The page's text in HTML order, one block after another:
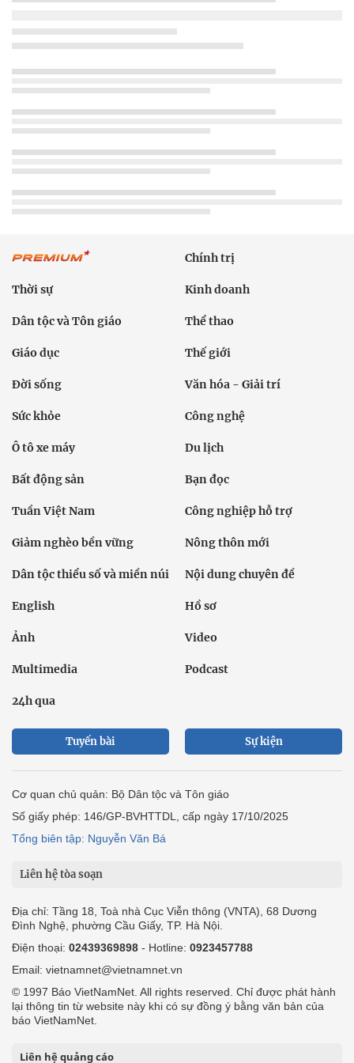
Chính trị
Thời sự Kinh doanh
Dân tộc và Tôn giáo Thể thao
Giáo dục Thế giới
Đời sống Văn hóa - Giải trí
Sức khỏe Công nghệ
Ô tô xe máy Du lịch
Bất động sản Bạn đọc
Tuần Việt Nam Công nghiệp hỗ trợ
Giảm nghèo bền vững Nông thôn mới
Dân tộc thiểu số và miền núi Nội dung chuyên đề
English Hồ sơ
Ảnh Video
Multimedia Podcast
24h qua
Tuyến bài Sự kiện
Cơ quan chủ quản: Bộ Dân tộc và Tôn giáo
Số giấy phép: 146/GP-BVHTTDL, cấp ngày 17/10/2025
Tổng biên tập: Nguyễn Văn Bá
Liên hệ tòa soạn
Địa chỉ: Tầng 18, Toà nhà Cục Viễn thông (VNTA), 68 Dương
Đình Nghệ, phường Cầu Giấy, TP. Hà Nội.
Điện thoại: 02439369898 - Hotline: 0923457788
Email: vietnamnet@vietnamnet.vn
© 1997 Báo VietNamNet. All rights reserved. Chỉ được phát hành
lại thông tin từ website này khi có sự đồng ý bằng văn bản của
báo VietNamNet.
Liên hệ quảng cáo